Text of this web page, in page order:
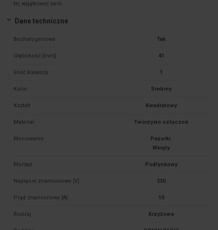
tej wyjątkowej serii.
Dane techniczne
Bezhalogenowe Tak
Głębokość [mm] 41
Ilość klawiszy 1
Kolor Srebrny
Kształt Kwadratowy
Materiał Tworzywo sztuczne
Mocowanie
Pazurki
Montaż Podtynkowy
Napięcie znamionowe [V] 230
Prąd znamionowy [A] 10
Rodzaj Krzyżowe